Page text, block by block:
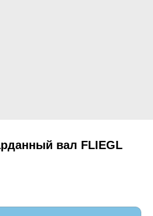
вал FLIEGL